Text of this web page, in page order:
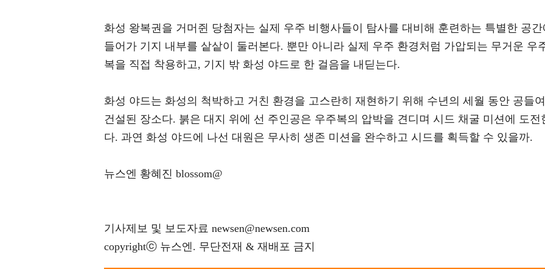
화성 왕복권을 거머쥔 당첨자는 실제 우주 비행사들이 탐사를 대비해 훈련하는 특별한 공간
들어가 기지 내부를 샅샅이 둘러본다. 뿐만 아니라 실제 우주 환경처럼 가압되는 무거운 우
복을 직접 착용하고, 기지 밖 화성 야드로 한 걸음을 내딛는다.
화성 야드는 화성의 척박하고 거친 환경을 고스란히 재현하기 위해 수년의 세월 동안 공들여
건설된 장소다. 붉은 대지 위에 선 주인공은 우주복의 압박을 견디며 시드 채굴 미션에 도전
다. 과연 화성 야드에 나선 대원은 무사히 생존 미션을 완수하고 시드를 획득할 수 있을까.
뉴스엔 황혜진 blossom@
기사제보 및 보도자료 newsen@newsen.com
copyrightⓒ 뉴스엔. 무단전재 & 재배포 금지